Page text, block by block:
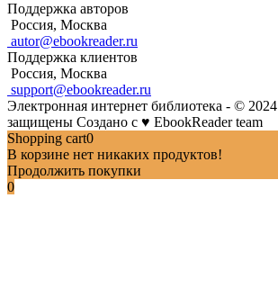
Поддержка авторов
Россия, Москва
autor@ebookreader.ru
Поддержка клиентов
Россия, Москва
support@ebookreader.ru
Электронная интернет библиотека - ©
защищены Создано с ♥ EbookReader team
Shopping cart0
В корзине нет никаких продуктов!
Продолжить покупки
0